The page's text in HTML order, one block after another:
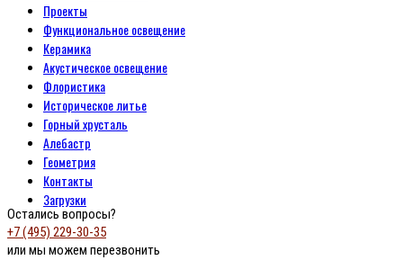
Проекты
Функциональное освещение
Керамика
Акустическое освещение
Флористика
Историческое литье
Горный хрусталь
Алебастр
Геометрия
Контакты
Загрузки
Остались вопросы?
+7 (495) 229-30-35
или мы можем перезвонить